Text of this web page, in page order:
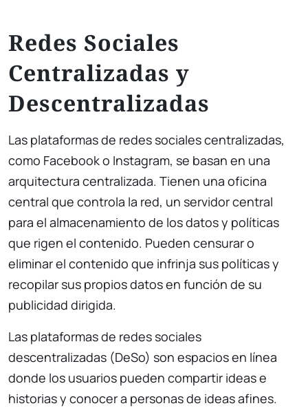
Redes Sociales
Centralizadas y
Descentralizadas
Las plataformas de redes sociales centralizadas,
como Facebook o Instagram, se basan en una
arquitectura centralizada. Tienen una oficina
central que controla la red, un servidor central
para el almacenamiento de los datos y políticas
que rigen el contenido. Pueden censurar o
eliminar el contenido que infrinja sus políticas y
recopilar sus propios datos en función de su
publicidad dirigida.
Las plataformas de redes sociales
descentralizadas (DeSo) son espacios en línea
donde los usuarios pueden compartir ideas e
historias y conocer a personas de ideas afines.